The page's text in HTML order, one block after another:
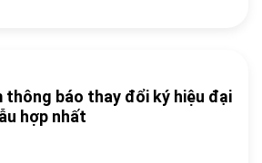
báo thay đổi ký hiệu đại
hợp nhất